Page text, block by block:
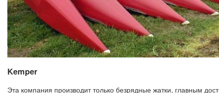
Kemper
Эта компания производит только безрядные жатки, главным